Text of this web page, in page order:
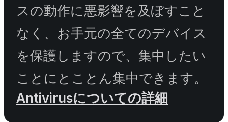
スの動作に悪影響を及ぼすこと
なく、お手元の全てのデバイス
を保護しますので、集中したい
ことにとことん集中できます。
Antivirusについての詳細